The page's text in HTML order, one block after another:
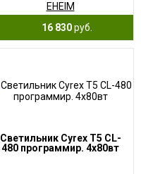
EHEIM
16 830руб.
Светильник Cyrex T5 CL-
480 программир. 4х80вт